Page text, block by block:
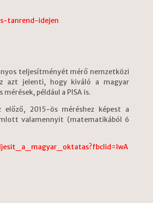
tanrend-idejen
teljesítményét mérő nemzetközi
azt jelenti, hogy kiváló a magyar
például a PISA is.
2015-ös méréshez képest a
valamennyit (matematikából 6